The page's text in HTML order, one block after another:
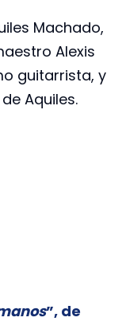
Machado,
Alexis
guitarrista, y
Aquiles.
”, de